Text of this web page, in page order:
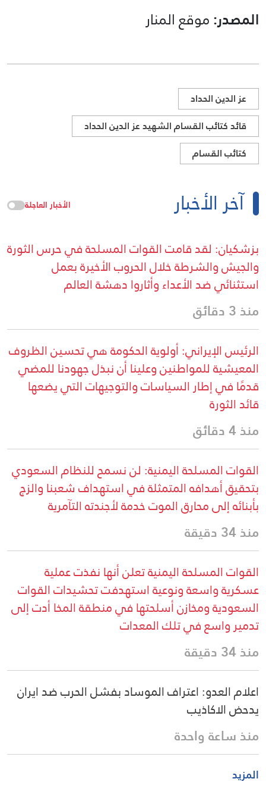
المصدر:موقع المنار
عز الدين الحداد
قائد كتائب القسام الشهيد عز الدين الحداد
كتائب القسام
آخر الأخبار الأخبار العاجلة
بزشكيان: لقد قامت القوات المسلحة في حرس الثورة
والجيش والشرطة خلال الحروب الأخيرة بعمل
استثنائي ضد الأعداء وأثاروا دهشة العالم
منذ 3 دقائق
الرئيس الإيراني: أولوية الحكومة هي تحسين الظروف
المعيشية للمواطنين وعلينا أن نبذل جهودنا للمضي
قدمًا في إطار السياسات والتوجيهات التي يضعها
قائد الثورة
منذ 4 دقائق
القوات المسلحة اليمنية: لن نسمح للنظام السعودي
بتحقيق أهدافه المتمثلة في استهداف شعبنا والزج
بأبنائه إلى محارق الموت خدمة لأجندته التآمرية
منذ 34 دقيقة
القوات المسلحة اليمنية تعلن أنها نفذت عملية
عسكرية واسعة ونوعية استهدفت تحشيدات القوات
السعودية ومخازن أسلحتها في منطقة المخا أدت إلى
تدمير واسع في تلك المعدات
منذ 34 دقيقة
اعلام العدو: اعتراف الموساد بفشل الحرب ضد ايران
يدحض الاكاذيب
منذ ساعة واحدة
المزيد